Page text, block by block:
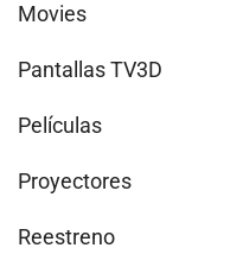
Movies
Pantallas TV3D
Películas
Proyectores
Reestreno